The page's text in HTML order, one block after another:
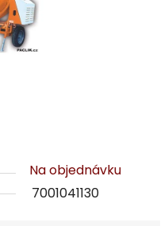
Na objednávku
7001041130